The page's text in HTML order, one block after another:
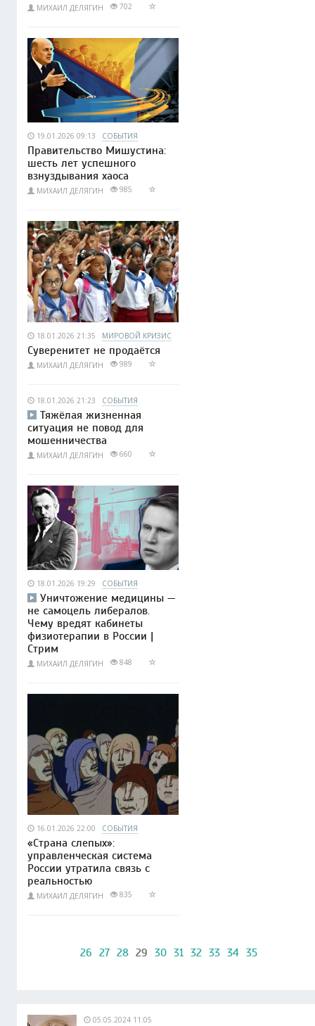
МИХАИЛ ДЕЛЯГИН 702
19.01.2026 09:13 СОБЫТИЯ
Правительство Мишустина:
шесть лет успешного
взнуздывания хаоса
МИХАИЛ ДЕЛЯГИН 985
18.01.2026 21:35 МИРОВОЙ КРИЗИС
Суверенитет не продаётся
МИХАИЛ ДЕЛЯГИН 989
18.01.2026 21:23 СОБЫТИЯ
Тяжёлая жизненная
ситуация не повод для
мошенничества
МИХАИЛ ДЕЛЯГИН 660
18.01.2026 19:29 СОБЫТИЯ
Уничтожение медицины —
не самоцель либералов.
Чему вредят кабинеты
физиотерапии в России |
Стрим
МИХАИЛ ДЕЛЯГИН 848
16.01.2026 22:00 СОБЫТИЯ
«Страна слепых»:
управленческая система
России утратила связь с
реальностью
МИХАИЛ ДЕЛЯГИН 835
26 27 28 29 30 31 32 33 34 35
05.05.2024 11:05